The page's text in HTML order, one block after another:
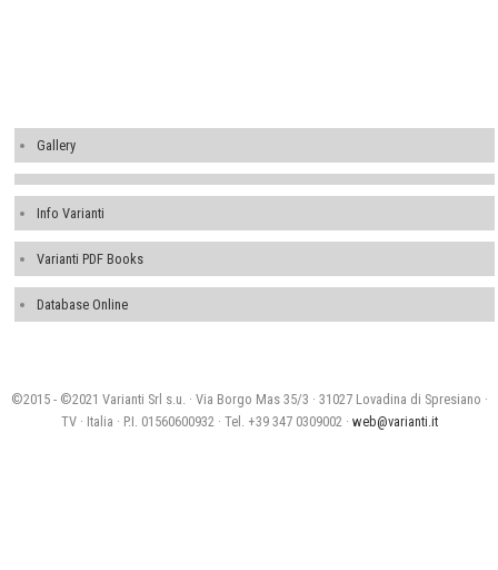
Gallery
Info Varianti
Varianti PDF Books
Database Online
©2015 - ©2021 Varianti Srl s.u. · Via Borgo Mas 35/3 · 31027 Lovadina di Spresiano ·
TV · Italia · P.I. 01560600932 · Tel. +39 347 0309002 · web@varianti.it